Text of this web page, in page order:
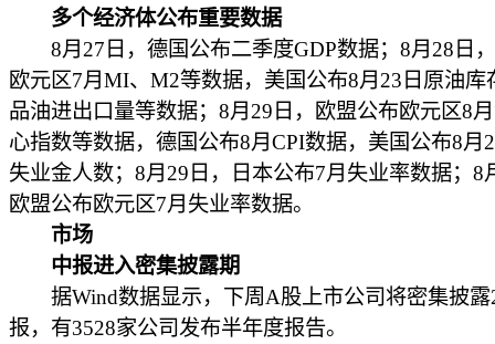
多个经济体公布重要数据
8月27日，德国公布二季度GDP数据；8月28日
欧元区7月MI、M2等数据，美国公布8月23日原油库
品油进出口量等数据；8月29日，欧盟公布欧元区8
心指数等数据，德国公布8月CPI数据，美国公布8月
失业金人数；8月29日，日本公布7月失业率数据；8
欧盟公布欧元区7月失业率数据。
市场
中报进入密集披露期
据Wind数据显示，下周A股上市公司将密集披露
报，有3528家公司发布半年度报告。